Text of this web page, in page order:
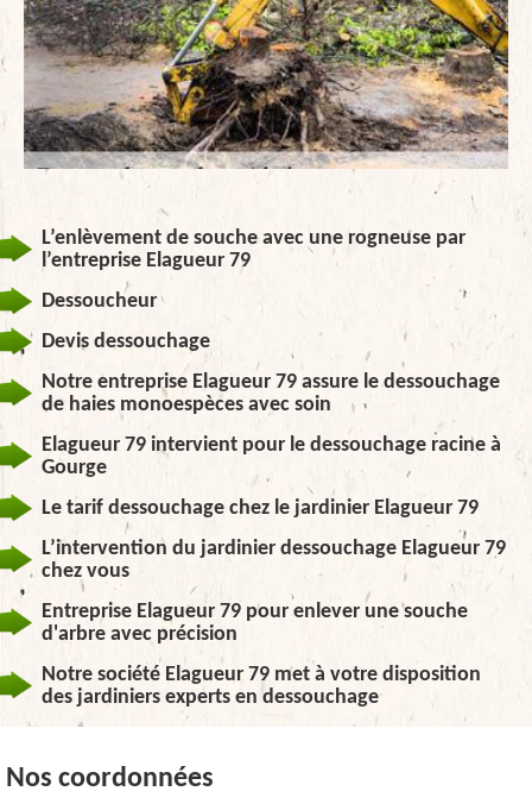
L’enlèvement de souche avec une rogneuse par
l’entreprise Elagueur 79
Dessoucheur
Devis dessouchage
Notre entreprise Elagueur 79 assure le dessouchage
de haies monoespèces avec soin
Elagueur 79 intervient pour le dessouchage racine à
Gourge
Le tarif dessouchage chez le jardinier Elagueur 79
L’intervention du jardinier dessouchage Elagueur 79
chez vous
Entreprise Elagueur 79 pour enlever une souche
d'arbre avec précision
Notre société Elagueur 79 met à votre disposition
des jardiniers experts en dessouchage
Nos coordonnées